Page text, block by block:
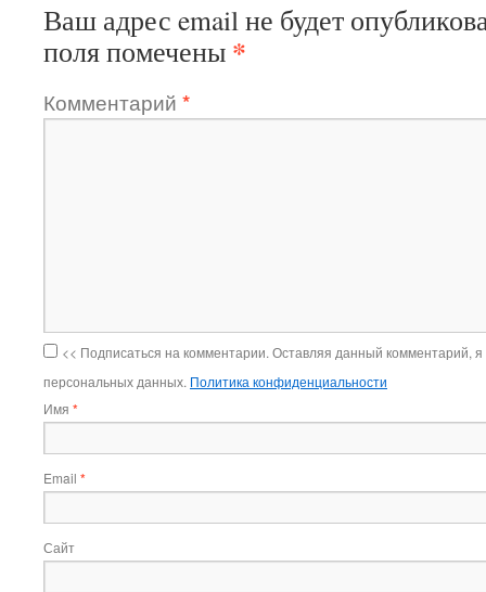
Ваш адрес email не будет
поля помечены *
Комментарий *
<< Подписаться на комментарии. Оставляя данный комментарий,
персональных данных. Политика конфиденциальности
Имя *
Email *
Сайт